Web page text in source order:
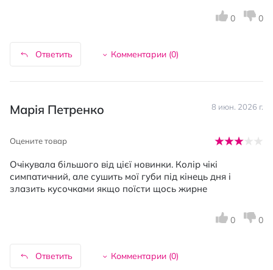
Ответить Комментарии (0)
0 0
Марія Петренко 8 июн. 2026 г.
Оцените товар
Очікувала більшого від цієї новинки. Колір чікі
симпатичний, але сушить мої губи під кінець дня і
злазить кусочками якщо поїсти щось жирне
Ответить Комментарии (0)
0 0